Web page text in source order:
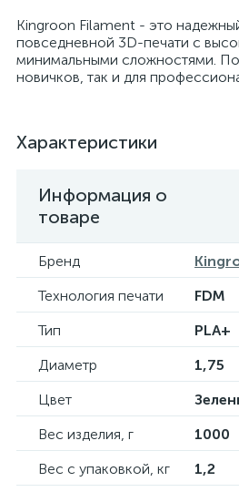
Kingroon Filament - это
повседневной 3D-печати с
минимальными сложностями.
новичков, так и для
Характеристики
Информация о
товаре
Бренд
Технология печати
FDM
Тип
PLA+
Диаметр
1,75
Цвет
Вес изделия, г
1000
Вес с упаковкой, кг
1,2